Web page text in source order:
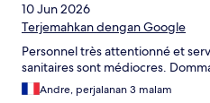
10 Jun 2026
Terjemahkan dengan Google
Personnel très attentionné et
sanitaires sont médiocres.
Andre, perjalanan 3 malam